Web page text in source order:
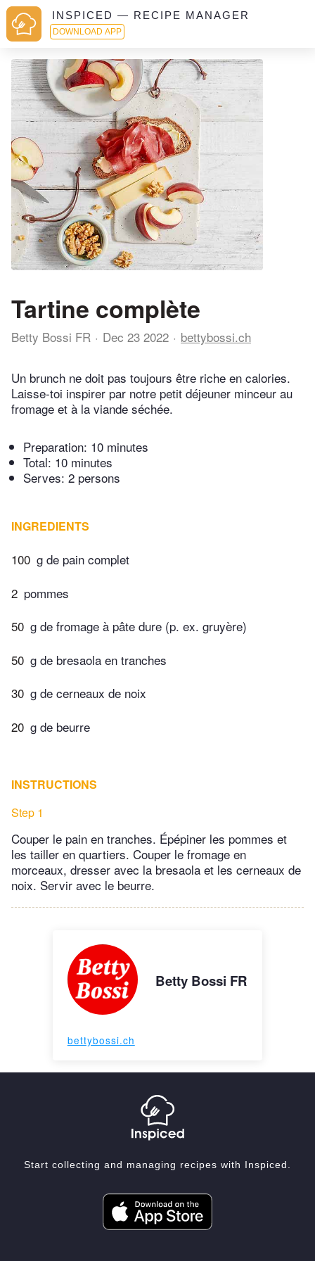
INSPICED — RECIPE MANAGER
DOWNLOAD APP
Tartine complète
Betty Bossi FR Dec 23 2022 bettybossi.ch
Un brunch ne doit pas toujours être riche en calories.
Laisse-toi inspirer par notre petit déjeuner minceur au
fromage et à la viande séchée.
Preparation: 10 minutes
Total: 10 minutes
Serves: 2 persons
INGREDIENTS
100 g de pain complet
2 pommes
50 g de fromage à pâte dure (p. ex. gruyère)
50 g de bresaola en tranches
30 g de cerneaux de noix
20 g de beurre
INSTRUCTIONS
Step 1
Couper le pain en tranches. Épépiner les pommes et
les tailler en quartiers. Couper le fromage en
morceaux, dresser avec la bresaola et les cerneaux de
noix. Servir avec le beurre.
Betty Bossi FR
bettybossi.ch
Start collecting and managing recipes with Inspiced.